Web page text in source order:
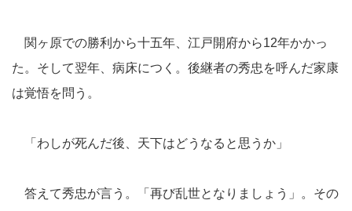
関ヶ原での勝利から十五年、江戸開府から12年かかっ
た。そして翌年、病床につく。後継者の秀忠を呼んだ家康
は覚悟を問う。
「わしが死んだ後、天下はどうなると思うか」
答えて秀忠が言う。「再び乱世となりましょう」。その